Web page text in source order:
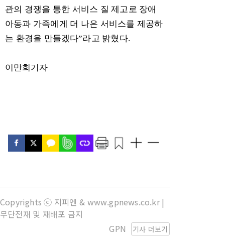
관의 경쟁을 통한 서비스 질 제고로 장애
아동과 가족에게 더 나은 서비스를 제공하
는 환경을 만들겠다”라고 밝혔다.
이만희기자
Copyrights ⓒ 지피엔 & www.gpnews.co.kr |
무단전재 및 재배포 금지
기사 더보기
GPN